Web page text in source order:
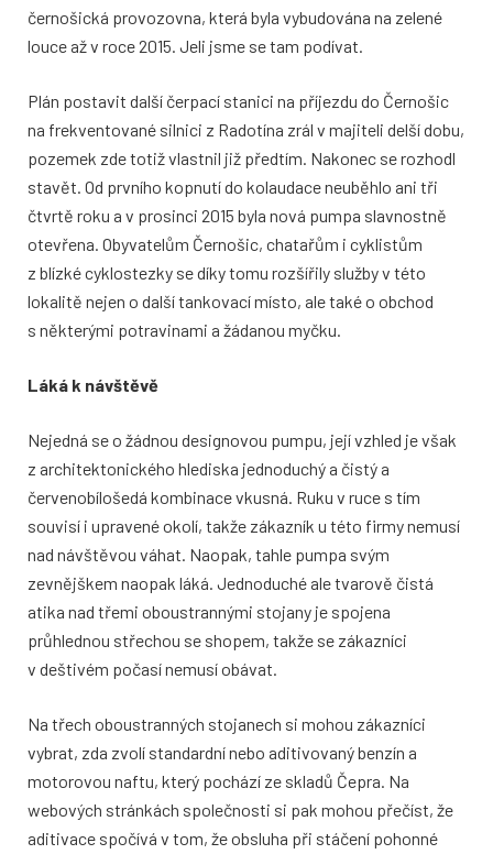
černošická provozovna, která byla vybudována na zelené
louce až v roce 2015. Jeli jsme se tam podívat.
Plán postavit další čerpací stanici na příjezdu do Černošic
na frekventované silnici z Radotína zrál v majiteli delší dobu,
pozemek zde totiž vlastnil již předtím. Nakonec se rozhodl
stavět. Od prvního kopnutí do kolaudace neuběhlo ani tři
čtvrtě roku a v prosinci 2015 byla nová pumpa slavnostně
otevřena. Obyvatelům Černošic, chatařům i cyklistům
z blízké cyklostezky se díky tomu rozšířily služby v této
lokalitě nejen o další tankovací místo, ale také o obchod
s některými potravinami a žádanou myčku.
Láká k návštěvě
Nejedná se o žádnou designovou pumpu, její vzhled je však
z architektonického hlediska jednoduchý a čistý a
červenobílošedá kombinace vkusná. Ruku v ruce s tím
souvisí i upravené okolí, takže zákazník u této firmy nemusí
nad návštěvou váhat. Naopak, tahle pumpa svým
zevnějškem naopak láká. Jednoduché ale tvarově čistá
atika nad třemi oboustrannými stojany je spojena
průhlednou střechou se shopem, takže se zákazníci
v deštivém počasí nemusí obávat.
Na třech oboustranných stojanech si mohou zákazníci
vybrat, zda zvolí standardní nebo aditivovaný benzín a
motorovou naftu, který pochází ze skladů Čepra. Na
webových stránkách společnosti si pak mohou přečíst, že
aditivace spočívá v tom, že obsluha při stáčení pohonné